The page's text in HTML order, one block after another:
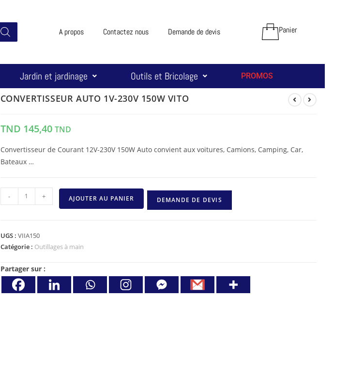
A propos Contactez nous Demande de devis Panier
Jardin et jardinage Outils et Bricolage PROMOS
CONVERTISSEUR AUTO 1V-230V 150W VITO
TND 145,40 TND
Convertisseur de Courant 12V-230V 150W Auto convient aux voitures, Camions, Camping, Car,
Bateaux …
- + AJOUTER AU PANIER DEMANDE DE DEVIS
UGS : VIIA150
Catégorie : Outillages à main
Partager sur :